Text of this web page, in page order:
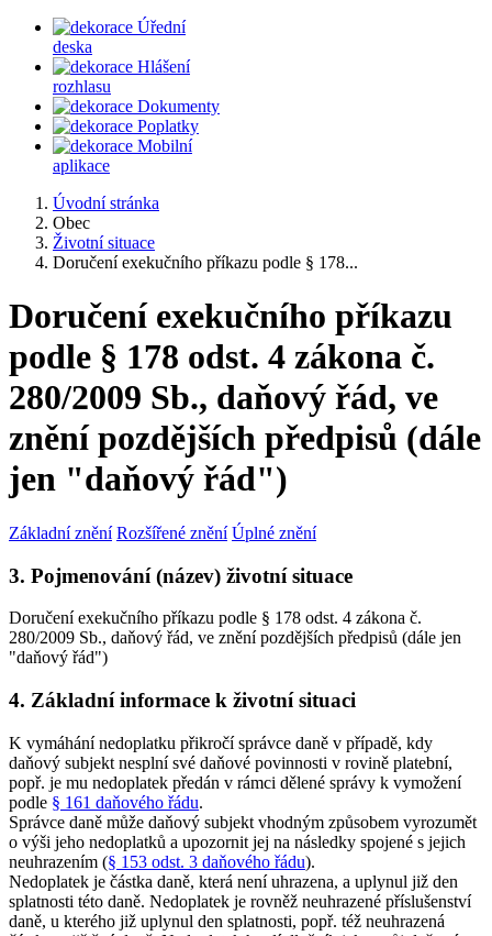
Úřední
deska
Hlášení
rozhlasu
Dokumenty
Poplatky
Mobilní
aplikace
Úvodní stránka
Obec
Životní situace
Doručení exekučního příkazu podle § 178...
Doručení exekučního příkazu
podle § 178 odst. 4 zákona č.
280/2009 Sb., daňový řád, ve
znění pozdějších předpisů (dále
jen "daňový řád")
Základní znění Rozšířené znění Úplné znění
3. Pojmenování (název) životní situace
Doručení exekučního příkazu podle § 178 odst. 4 zákona č.
280/2009 Sb., daňový řád, ve znění pozdějších předpisů (dále jen
"daňový řád")
4. Základní informace k životní situaci
K vymáhání nedoplatku přikročí správce daně v případě, kdy
daňový subjekt nesplní své daňové povinnosti v rovině platební,
popř. je mu nedoplatek předán v rámci dělené správy k vymožení
podle § 161 daňového řádu.
Správce daně může daňový subjekt vhodným způsobem vyrozumět
o výši jeho nedoplatků a upozornit jej na následky spojené s jejich
neuhrazením (§ 153 odst. 3 daňového řádu).
Nedoplatek je částka daně, která není uhrazena, a uplynul již den
splatnosti této daně. Nedoplatek je rovněž neuhrazené příslušenství
daně, u kterého již uplynul den splatnosti, popř. též neuhrazená